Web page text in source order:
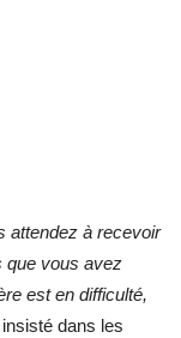
attendez à recevoir
que vous avez
est en difficulté,
dans les